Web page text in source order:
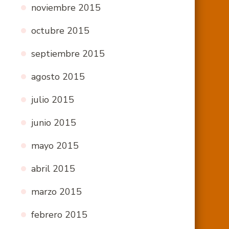
noviembre 2015
octubre 2015
septiembre 2015
agosto 2015
julio 2015
junio 2015
mayo 2015
abril 2015
marzo 2015
febrero 2015